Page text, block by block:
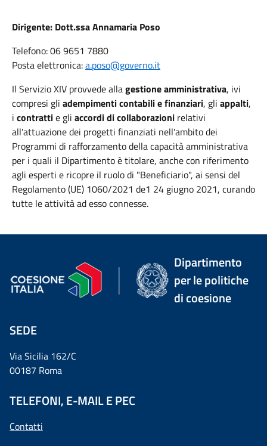
Dirigente: Dott.ssa Annamaria Poso
Telefono: 06 9651 7880
Posta elettronica: ​a.poso@governo.it​
Il Servizio XIV provvede allagestione amministrativa, ivi
compresi gli adempimenti contabili e finanziari, gli appalti,
i contrattie gli accordi di collaborazioni relativi
all'attuazione dei progetti finanziati nell'ambito dei
Programmi di rafforzamento della capacità amministrativa
per i quali il Dipartimento è titolare, anche con riferimento
agli esperti e ricopre il ruolo di "Beneficiario", ai sensi del
Regolamento (UE) 1060/2021 de1 24 giugno 2021, curando
tutte le attività ad esso connesse.
Dipartimento
per le politiche
di coesione
SEDE
Via Sicilia 162/C
00187 Roma
TELEFONI, E-MAIL E PEC
Contatti